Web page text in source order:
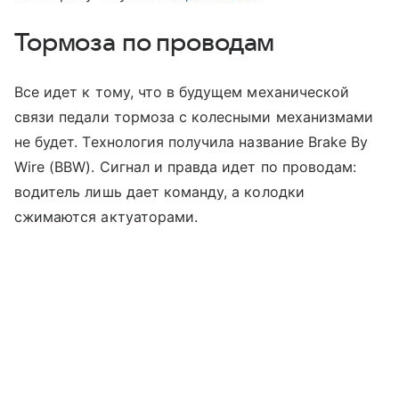
Тормоза по проводам
Все идет к тому, что в будущем механической
связи педали тормоза с колесными механизмами
не будет. Технология получила название Brake By
Wire (BBW). Сигнал и правда идет по проводам:
водитель лишь дает команду, а колодки
сжимаются актуаторами.